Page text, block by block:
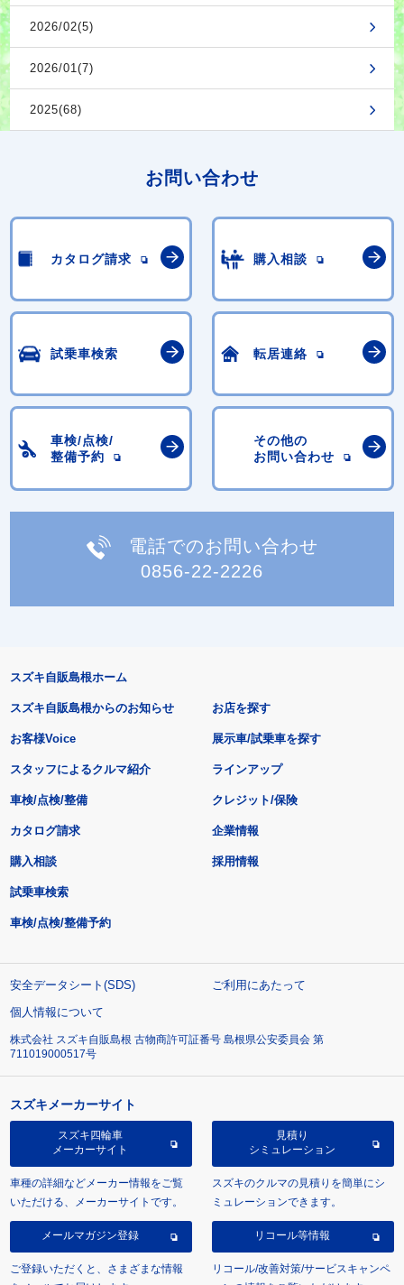
2026/02(5)
2026/01(7)
2025(68)
お問い合わせ
カタログ請求 購入相談
試乗車検索 転居連絡
車検/点検/
整備予約
その他の
お問い合わせ
電話でのお問い合わせ
0856-22-2226
スズキ自販島根ホーム
スズキ自販島根からのお知らせ
お客様Voice
スタッフによるクルマ紹介
お店を探す
展示車/試乗車を探す
ラインアップ
車検/点検/整備 クレジット/保険
カタログ請求
購入相談
試乗車検索
車検/点検/整備予約
企業情報
採用情報
安全データシート(SDS)
ご利用にあたって
個人情報について
株式会社 スズキ自販島根 古物商許可証番号 島根県公安委員会 第
711019000517号
スズキメーカーサイト
スズキ四輪車
メーカーサイト
車種の詳細などメーカー情報をご覧
いただける、メーカーサイトです。
見積り
シミュレーション
スズキのクルマの見積りを簡単にシ
ミュレーションできます。
メールマガジン登録
ご登録いただくと、さまざまな情報
リコール等情報
リコール/改善対策/サービスキャンペ